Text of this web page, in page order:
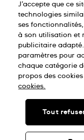
© SWATCH LTD,
J’accepte que ce
technologies
ses
à son utilisation et
publicitaire
paramètres pour
chaque catégorie
propos des cookies
cookies.
Tout